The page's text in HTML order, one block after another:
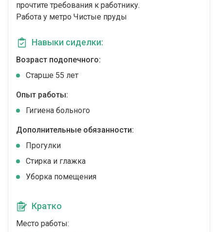
прочтите требования к работнику.
Работа у метро Чистые пруды
Навыки сиделки:
Возраст подопечного:
Cтарше 55 лет
Опыт работы:
Гигиена больного
Дополнительные обязанности:
Прогулки
Стирка и глажка
Уборка помещения
Кратко
Место работы: